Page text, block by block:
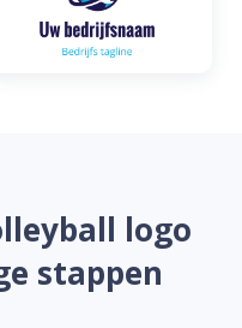
logo
stappen